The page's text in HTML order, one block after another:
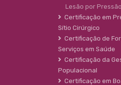
Lesão por Pressão
Certificação em
Sítio Cirúrgico
Certificação de
Serviços em Saúde
Certificação da
Populacional
Certificação em